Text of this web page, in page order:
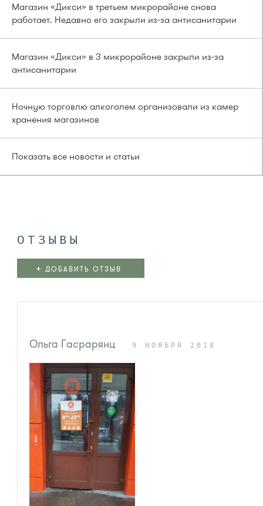
Магазин «Дикси» в третьем микрорайоне снова
работает. Недавно его закрыли из-за антисанитарии
Магазин «Дикси» в 3 микрорайоне закрыли из-за
антисанитарии
Ночную торговлю алкоголем организовали из камер
хранения магазинов
Показать все новости и статьи
ОТЗЫВЫ
+ ДОБАВИТЬ ОТЗЫВ
Ольга Гасрарянц 9 НОЯБРЯ 2018